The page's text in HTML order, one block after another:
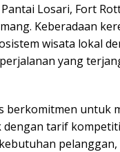
Losari, Fort
Keberadaan
wisata lokal
yang
berkomitmen untuk
dengan tarif